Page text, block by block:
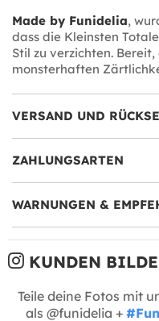
Made by Funidelia,
dass die Kleinsten
Stil zu verzichten.
monsterhaften
VERSAND UND
ZAHLUNGSARTEN
WARNUNGEN &
KUNDEN
Teile deine Fotos mit
als @funidelia +